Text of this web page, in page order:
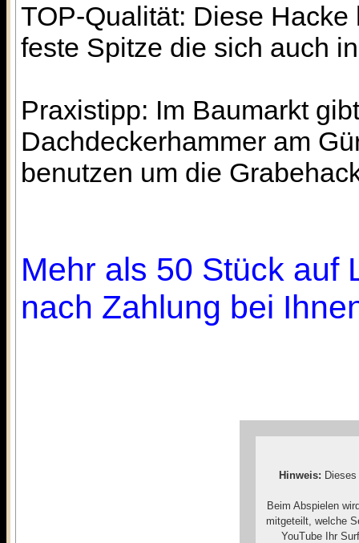
TOP-Qualität: Diese
feste Spitze die sich auch
Praxistipp: Im Baumarkt
Dachdeckerhammer am
benutzen um die
Mehr als 50 Stück auf
nach Zahlung bei
Hinweis:
Beim Abspielen
mitgeteilt, welche
YouTube Ihr